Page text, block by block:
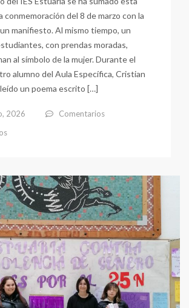
conmemoración del 8 de marzo con la
manifiesto. Al mismo tiempo, un
con prendas moradas,
al símbolo de la mujer. Durante el
alumno del Aula Específica, Cristian
un poema escrito […]
2026
Comentarios
nuestro
centro